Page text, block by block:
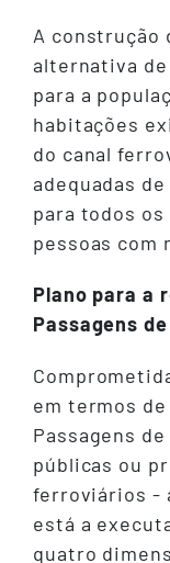
A construção
alternativa
para a
habitações
do canal
adequadas
para todos
pessoas com
Plano para a
Passagens
em termos
Passagens
públicas ou
ferroviários -
está a
quatro